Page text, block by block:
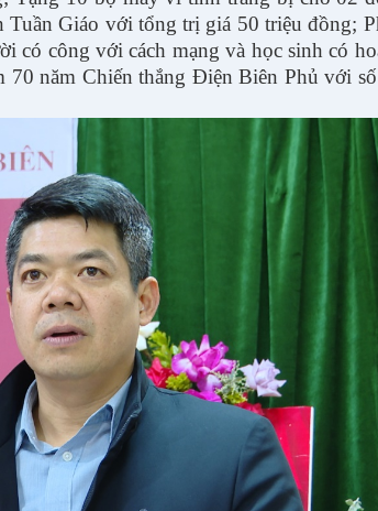
Giáo với tổng trị giá 50 triệu đồng;
có công với cách mạng và học sinh có
năm Chiến thắng Điện Biên Phủ với